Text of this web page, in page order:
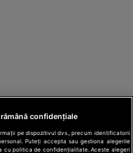
confidențiale
pe dispozitivul dvs., precum identificatorii
Puteți accepta sau gestiona alegerile
cu politica de confidențialitate. Aceste alegeri